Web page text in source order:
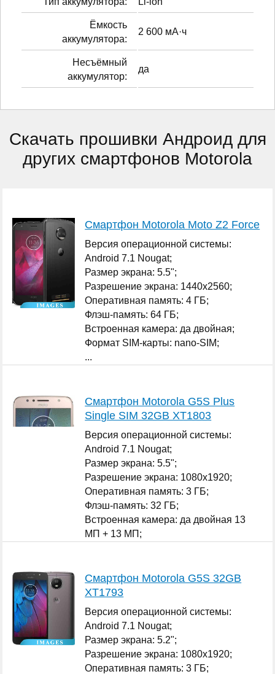
Ёмкость
аккумулятора:
2 600 мА·ч
Несъёмный
аккумулятор:
да
Скачать прошивки Андроид для
других смартфонов Motorola
Смартфон Motorola Moto Z2 Force
Версия операционной системы:
Android 7.1 Nougat;
Размер экрана: 5.5";
Разрешение экрана: 1440x2560;
Оперативная память: 4 ГБ;
Флэш-память: 64 ГБ;
Встроенная камера: да двойная;
Формат SIM-карты: nano-SIM;
...
Смартфон Motorola G5S Plus
Single SIM 32GB XT1803
Версия операционной системы:
Android 7.1 Nougat;
Размер экрана: 5.5";
Разрешение экрана: 1080x1920;
Оперативная память: 3 ГБ;
Флэш-память: 32 ГБ;
Встроенная камера: да двойная 13
МП + 13 МП;
Смартфон Motorola G5S 32GB
XT1793
Версия операционной системы:
Android 7.1 Nougat;
Размер экрана: 5.2";
Разрешение экрана: 1080x1920;
Оперативная память: 3 ГБ;